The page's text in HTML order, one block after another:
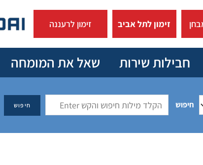
זימון לתל אביב זימון לרעננה
חבילות שירות שאל את המומחה
חיפוש